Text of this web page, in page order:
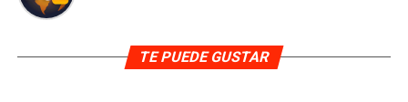
TE PUEDE GUSTAR